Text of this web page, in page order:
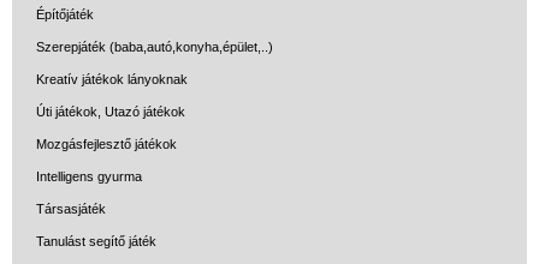
Építőjáték
Szerepjáték (baba,autó,konyha,épület,..)
Kreatív játékok lányoknak
Úti játékok, Utazó játékok
Mozgásfejlesztő játékok
Intelligens gyurma
Társasjáték
Tanulást segítő játék